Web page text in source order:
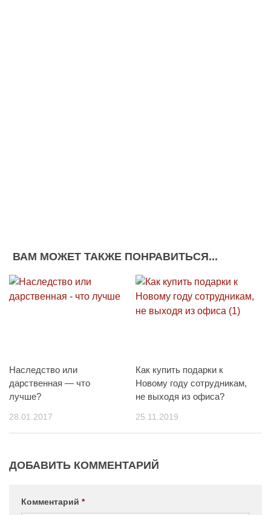
ВАМ МОЖЕТ ТАКЖЕ ПОНРАВИТЬСЯ...
Наследство или
дарственная — что
лучше?
28.01.2017
Как купить подарки к
Новому году сотрудникам,
не выходя из офиса?
25.11.2019
ДОБАВИТЬ КОММЕНТАРИЙ
Комментарий *